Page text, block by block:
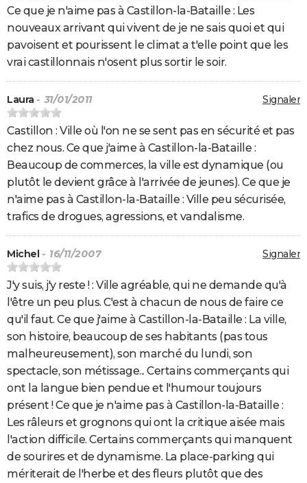
Ce que je n'aime pas à Castillon-la-Bataille : Les
nouveaux arrivant qui vivent de je ne sais quoi et qui
pavoisent et pourissent le climat a t'elle point que les
vrai castillonnais n'osent plus sortir le soir.
Signaler
Laura - 31/01/2011
Castillon : Ville où l'on ne se sent pas en sécurité et pas
chez nous. Ce que j'aime à Castillon-la-Bataille :
Beaucoup de commerces, la ville est dynamique (ou
plutôt le devient grâce à l'arrivée de jeunes). Ce que je
n'aime pas à Castillon-la-Bataille : Ville peu sécurisée,
trafics de drogues, agressions, et vandalisme.
Signaler
Michel - 16/11/2007
J'y suis, j'y reste ! : Ville agréable, qui ne demande qu'à
l'être un peu plus. C'est à chacun de nous de faire ce
qu'il faut. Ce que j'aime à Castillon-la-Bataille : La ville,
son histoire, beaucoup de ses habitants (pas tous
malheureusement), son marché du lundi, son
spectacle, son métissage... Certains commerçants qui
ont la langue bien pendue et l'humour toujours
présent ! Ce que je n'aime pas à Castillon-la-Bataille :
Les râleurs et grognons qui ont la critique aisée mais
l'action difficile. Certains commerçants qui manquent
de sourires et de dynamisme. La place-parking qui
mériterait de l'herbe et des fleurs plutôt que des